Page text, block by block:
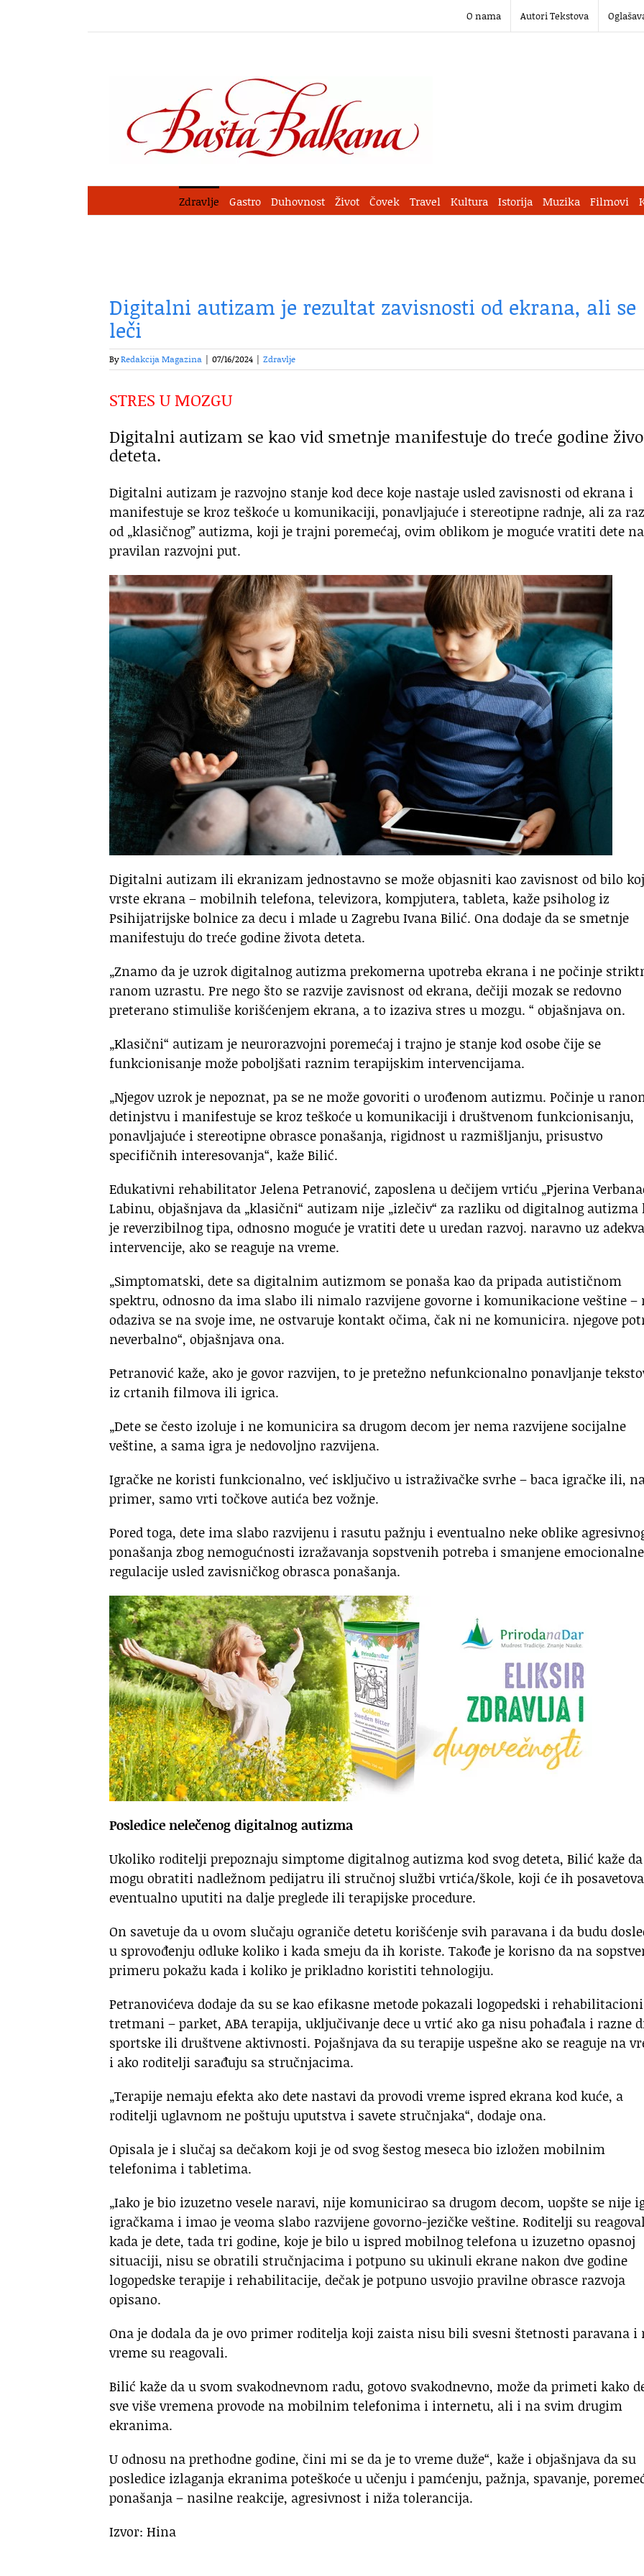
O nama Autori Tekstova
Zdravlje Gastro Duhovnost Život Čovek Travel Kultura Istorija Muzika Filmovi
Digitalni autizam je rezultat zavisnosti od ekrana, ali se
leči
ByRedakcija Magazina | 07/16/2024 | Zdravlje
STRES U MOZGU
Digitalni autizam se kao vid smetnje manifestuje do treće godine
deteta.
Digitalni autizam je razvojno stanje kod dece koje nastaje usled zavisnosti od ekrana i
manifestuje se kroz teškoće u komunikaciji, ponavljajuće i stereotipne radnje, ali za
od „klasičnog” autizma, koji je trajni poremećaj, ovim oblikom je moguće vratiti dete na
pravilan razvojni put.
Digitalni autizam ili ekranizam jednostavno se može objasniti kao zavisnost od bilo
vrste ekrana – mobilnih telefona, televizora, kompjutera, tableta, kaže psiholog iz
Psihijatrijske bolnice za decu i mlade u Zagrebu Ivana Bilić. Ona dodaje da se smetnje
manifestuju do treće godine života deteta.
„Znamo da je uzrok digitalnog autizma prekomerna upotreba ekrana i ne počinje
ranom uzrastu. Pre nego što se razvije zavisnost od ekrana, dečiji mozak se redovno
preterano stimuliše korišćenjem ekrana, a to izaziva stres u mozgu. “ objašnjava on.
„Klasični“ autizam je neurorazvojni poremećaj i trajno je stanje kod osobe čije se
funkcionisanje može poboljšati raznim terapijskim intervencijama.
„Njegov uzrok je nepoznat, pa se ne može govoriti o urođenom autizmu. Počinje u
detinjstvu i manifestuje se kroz teškoće u komunikaciji i društvenom funkcionisanju,
ponavljajuće i stereotipne obrasce ponašanja, rigidnost u razmišljanju, prisustvo
specifičnih interesovanja“, kaže Bilić.
Edukativni rehabilitator Jelena Petranović, zaposlena u dečijem vrtiću „Pjerina
Labinu, objašnjava da „klasični“ autizam nije „izlečiv“ za razliku od digitalnog autizma
je reverzibilnog tipa, odnosno moguće je vratiti dete u uredan razvoj. naravno uz
intervencije, ako se reaguje na vreme.
„Simptomatski, dete sa digitalnim autizmom se ponaša kao da pripada autističnom
spektru, odnosno da ima slabo ili nimalo razvijene govorne i komunikacione veštine –
odaziva se na svoje ime, ne ostvaruje kontakt očima, čak ni ne komunicira. njegove
neverbalno“, objašnjava ona.
Petranović kaže, ako je govor razvijen, to je pretežno nefunkcionalno ponavljanje
iz crtanih filmova ili igrica.
„Dete se često izoluje i ne komunicira sa drugom decom jer nema razvijene socijalne
veštine, a sama igra je nedovoljno razvijena.
Igračke ne koristi funkcionalno, već isključivo u istraživačke svrhe – baca igračke ili,
primer, samo vrti točkove autića bez vožnje.
Pored toga, dete ima slabo razvijenu i rasutu pažnju i eventualno neke oblike
ponašanja zbog nemogućnosti izražavanja sopstvenih potreba i smanjene emocionalne
regulacije usled zavisničkog obrasca ponašanja.
Posledice nelečenog digitalnog autizma
Ukoliko roditelji prepoznaju simptome digitalnog autizma kod svog deteta, Bilić kaže
mogu obratiti nadležnom pedijatru ili stručnoj službi vrtića/škole, koji će ih
eventualno uputiti na dalje preglede ili terapijske procedure.
On savetuje da u ovom slučaju ograniče detetu korišćenje svih paravana i da budu
u sprovođenju odluke koliko i kada smeju da ih koriste. Takođe je korisno da na
primeru pokažu kada i koliko je prikladno koristiti tehnologiju.
Petranovićeva dodaje da su se kao efikasne metode pokazali logopedski i rehabilitacioni
tretmani – parket, ABA terapija, uključivanje dece u vrtić ako ga nisu pohađala i razne
sportske ili društvene aktivnosti. Pojašnjava da su terapije uspešne ako se reaguje na
i ako roditelji sarađuju sa stručnjacima.
„Terapije nemaju efekta ako dete nastavi da provodi vreme ispred ekrana kod kuće, a
roditelji uglavnom ne poštuju uputstva i savete stručnjaka“, dodaje ona.
Opisala je i slučaj sa dečakom koji je od svog šestog meseca bio izložen mobilnim
telefonima i tabletima.
„Iako je bio izuzetno vesele naravi, nije komunicirao sa drugom decom, uopšte se nije
igračkama i imao je veoma slabo razvijene govorno-jezičke veštine. Roditelji su
kada je dete, tada tri godine, koje je bilo u ispred mobilnog telefona u izuzetno opasnoj
situaciji, nisu se obratili stručnjacima i potpuno su ukinuli ekrane nakon dve godine
logopedske terapije i rehabilitacije, dečak je potpuno usvojio pravilne obrasce razvoja
opisano.
Ona je dodala da je ovo primer roditelja koji zaista nisu bili svesni štetnosti paravana i
vreme su reagovali.
Bilić kaže da u svom svakodnevnom radu, gotovo svakodnevno, može da primeti kako
sve više vremena provode na mobilnim telefonima i internetu, ali i na svim drugim
ekranima.
U odnosu na prethodne godine, čini mi se da je to vreme duže“, kaže i objašnjava da su
posledice izlaganja ekranima poteškoće u učenju i pamćenju, pažnja, spavanje,
ponašanja – nasilne reakcije, agresivnost i niža tolerancija.
Izvor: Hina